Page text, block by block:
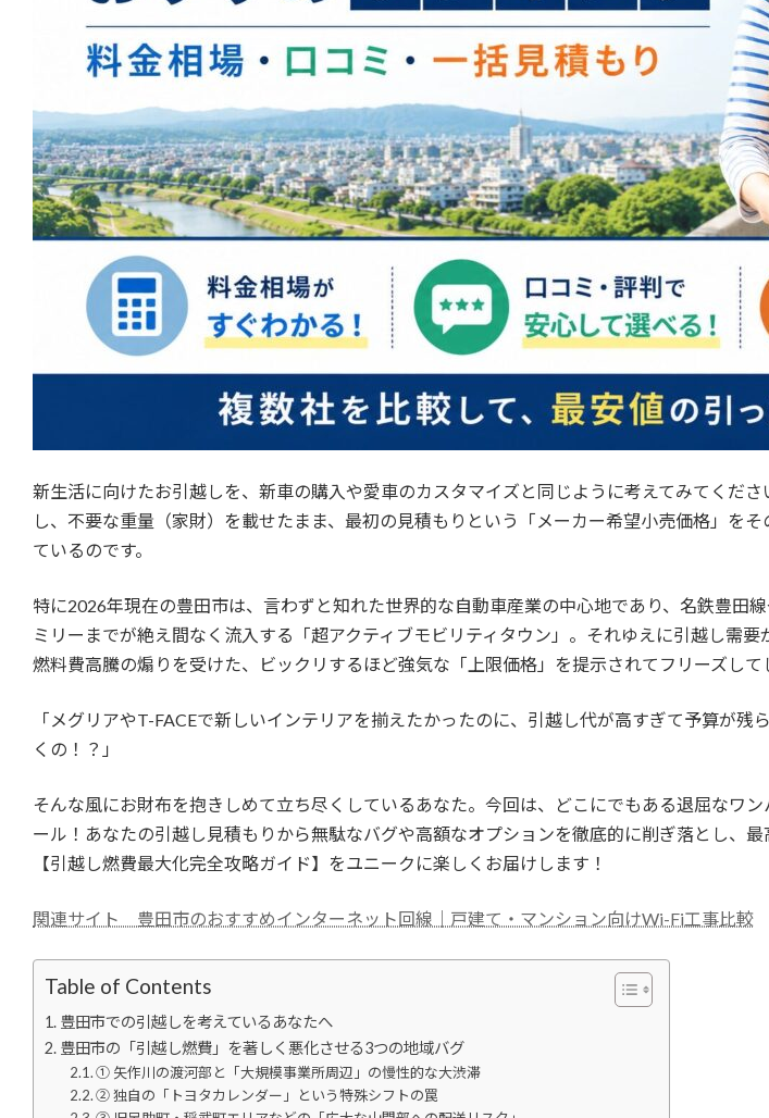
新生活に向けたお引越しを、新車の購入や愛車のカスタマイズと同じように考えてみてくだ
し、不要な重量（家財）を載せたまま、最初の見積もりという「メーカー希望小売価格」を
ているのです。
特に2026年現在の豊田市は、言わずと知れた世界的な自動車産業の中心地であり、名鉄豊
ミリーまでが絶え間なく流入する「超アクティブモビリティタウン」。それゆえに引越し需
燃料費高騰の煽りを受けた、ビックリするほど強気な「上限価格」を提示されてフリーズして
「メグリアやT-FACEで新しいインテリアを揃えたかったのに、引越し代が高すぎて予算が
くの！？」
そんな風にお財布を抱きしめて立ち尽くしているあなた。今回は、どこにでもある退屈なワ
ール！あなたの引越し見積もりから無駄なバグや高額なオプションを徹底的に削ぎ落とし、
【引越し燃費最大化完全攻略ガイド】をユニークに楽しくお届けします！
関連サイト 豊田市のおすすめインターネット回線｜戸建て・マンション向けWi-Fi工事比較
Table of Contents
豊田市での引越しを考えているあなたへ
豊田市の「引越し燃費」を著しく悪化させる3つの地域バグ
① 矢作川の渡河部と「大規模事業所周辺」の慢性的な大渋滞
② 独自の「トヨタカレンダー」という特殊シフトの罠